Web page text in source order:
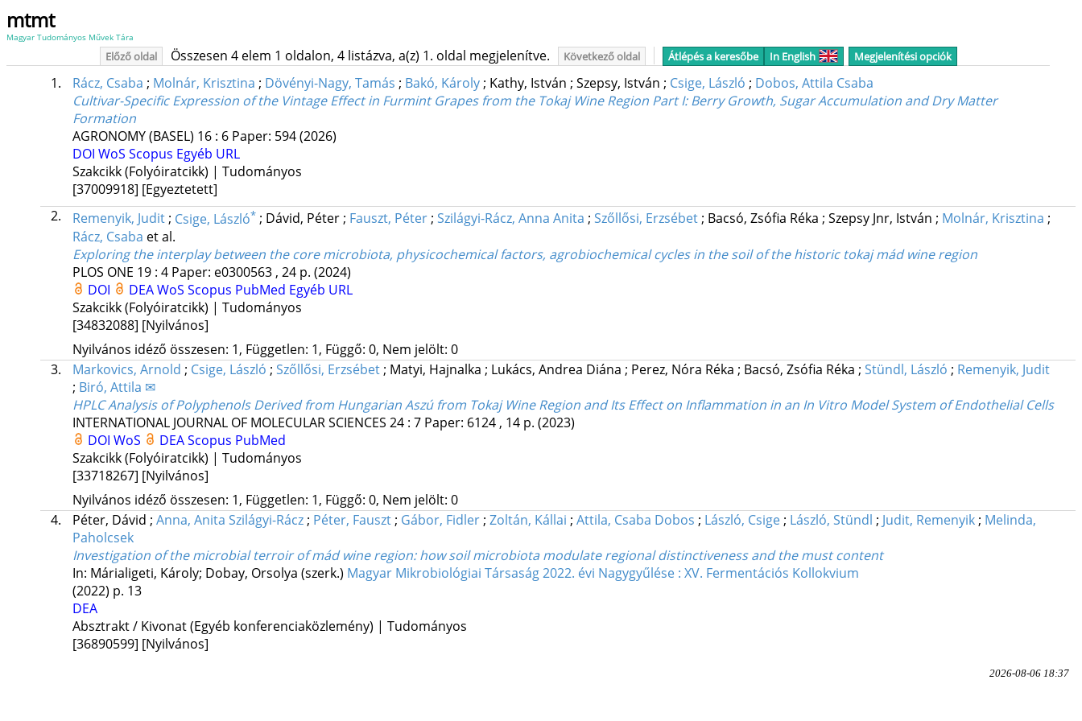
mtmt
Magyar Tudományos Művek Tára
Előző oldal Összesen 4 elem 1 oldalon, 4 listázva, a(z) 1. oldal megjelenítve. Következő oldal Átlépés a keresőbe In English Megjelenítési opciók
1. Rácz, Csaba ; Molnár, Krisztina ; Dövényi-Nagy, Tamás ; Bakó, Károly; Kathy, István ; Szepsy, István ; Csige, László ; Dobos, Attila Csaba
Cultivar-Specific Expression of the Vintage Effect in Furmint Grapes from the Tokaj Wine Region Part I: Berry Growth, Sugar Accumulation and Dry Matter
Formation
AGRONOMY (BASEL) 16: 6 Paper: 594(2026)
DOI WoS Scopus Egyéb URL
Szakcikk (Folyóiratcikk) | Tudományos
[37009918] [Egyeztetett]
2.
Remenyik, Judit; Csige, László* ; Dávid, Péter; Fauszt, Péter; Szilágyi-Rácz, Anna Anita ; Szőllősi, Erzsébet; Bacsó, Zsófia Réka ; Szepsy Jnr, István ; Molnár, Krisztina ;
Rácz, Csaba et al.
Exploring the interplay between the core microbiota, physicochemical factors, agrobiochemical cycles in the soil of the historic tokaj mád wine region
PLOS ONE 19: 4 Paper: e0300563 , 24 p. (2024)
DOI
DEAWoS Scopus PubMed Egyéb URL
Szakcikk (Folyóiratcikk) | Tudományos
[34832088] [Nyilvános]
Nyilvános idéző összesen: 1, Független: 1, Függő: 0, Nem jelölt: 0
3.
Markovics, Arnold ; Csige, László ; Szőllősi, Erzsébet ; Matyi, Hajnalka ; Lukács, Andrea Diána ; Perez, Nóra Réka ; Bacsó, Zsófia Réka ; Stündl, László ; Remenyik, Judit
; Biró, Attila ✉
HPLC Analysis of Polyphenols Derived from Hungarian Aszú from Tokaj Wine Region and Its Effect on Inflammation in an In Vitro Model System of Endothelial Cells
INTERNATIONAL JOURNAL OF MOLECULAR SCIENCES 24: 7 Paper: 6124 , 14 p. (2023)
DOI WoS DEAScopus PubMed
Szakcikk (Folyóiratcikk) | Tudományos
[33718267] [Nyilvános]
Nyilvános idéző összesen: 1, Független: 1, Függő: 0, Nem jelölt: 0
4.
Péter, Dávid ; Anna, Anita Szilágyi-Rácz ; Péter, Fauszt ; Gábor, Fidler ; Zoltán, Kállai ; Attila, Csaba Dobos ; László, Csige ; László, Stündl ; Judit, Remenyik ; Melinda,
Paholcsek
Investigation of the microbial terroir of mád wine region: how soil microbiota modulate regional distinctiveness and the must content
In: Márialigeti, Károly; Dobay, Orsolya (szerk.) Magyar Mikrobiológiai Társaság 2022. évi Nagygyűlése : XV. Fermentációs Kollokvium
(2022) p. 13
DEA
Absztrakt / Kivonat (Egyéb konferenciaközlemény) | Tudományos
[36890599] [Nyilvános]
2026-08-06 18:37